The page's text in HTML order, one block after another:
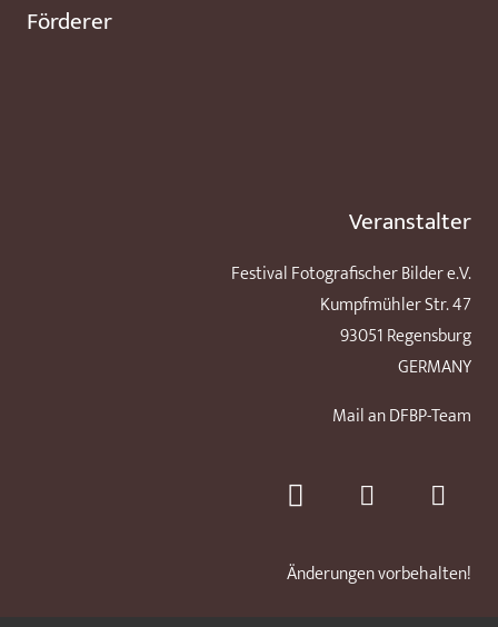
Förderer
Veranstalter
Festival Fotografischer Bilder e.V.
Kumpfmühler Str. 47
93051 Regensburg
GERMANY
Mail an DFBP-Team
Änderungen vorbehalten!